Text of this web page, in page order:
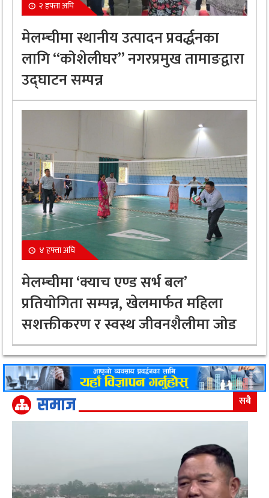
२ हफ्ता अघि
मेलम्चीमा स्थानीय उत्पादन प्रवर्द्धनका
लागि “कोशेलीघर” नगरप्रमुख तामाङद्वारा
उद्घाटन सम्पन्न
४ हफ्ता अघि
मेलम्चीमा ‘क्याच एण्ड सर्भ बल’
प्रतियोगिता सम्पन्न, खेलमार्फत महिला
सशक्तीकरण र स्वस्थ जीवनशैलीमा जोड
समाज सबै